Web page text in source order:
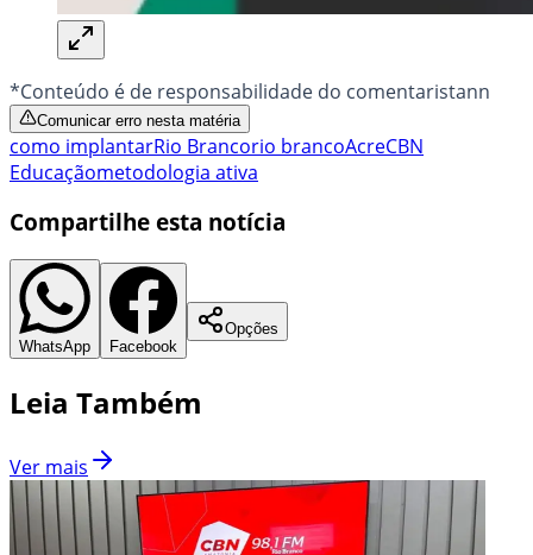
*Conteúdo é de responsabilidade do comentaristann
Comunicar erro nesta matéria
como implantarRio Brancorio brancoAcreCBN
Educaçãometodologia ativa
Compartilhe esta notícia
WhatsApp Facebook
Opções
Leia Também
Ver mais